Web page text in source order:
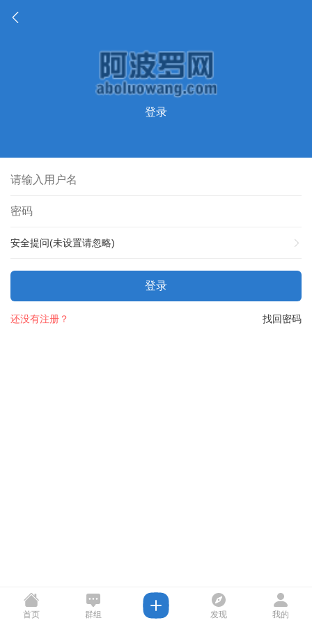
登录
安全提问(未设置请忽略)
登录
找回密码
还没有注册？
首页 群组 发现 我的